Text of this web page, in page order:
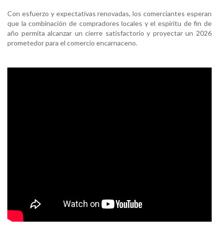
Con esfuerzo y expectativas renovadas, los comerciantes esperan
que la combinación de compradores locales y el espíritu de fin de
año permita alcanzar un cierre satisfactorio y proyectar un 2026
prometedor para el comercio encarnaceno.